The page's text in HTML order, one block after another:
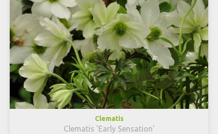
Clematis
Clematis 'Early Sensation'